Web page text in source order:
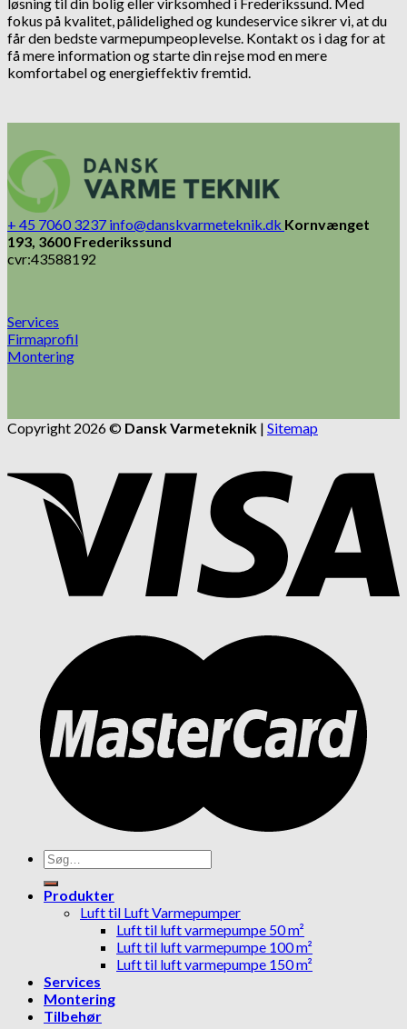
fokus på kvalitet, pålidelighed og kundeservice sikrer vi, at du
får den bedste varmepumpeoplevelse. Kontakt os i dag for at
få mere information og starte din rejse mod en mere
komfortabel og energieffektiv fremtid.
+ 45 7060 3237 info@danskvarmeteknik.dk Kornvænget
193, 3600 Frederikssund
cvr:43588192
Services
Firmaprofil
Montering
Copyright 2026 © Dansk Varmeteknik | Sitemap
Søg
efter:
Produkter
Luft til Luft Varmepumper
Luft til luft varmepumpe 50 m²
Luft til luft varmepumpe 100 m²
Luft til luft varmepumpe 150 m²
Services
Montering
Tilbehør